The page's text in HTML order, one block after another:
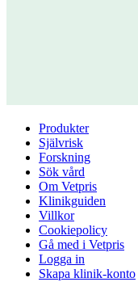
Produkter
Självrisk
Forskning
Sök vård
Om Vetpris
Klinikguiden
Villkor
Cookiepolicy
Gå med i Vetpris
Logga in
Skapa klinik-konto